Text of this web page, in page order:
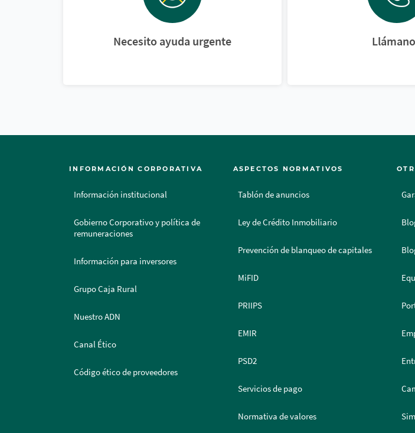
Necesito ayuda urgente
INFORMACIÓN CORPORATIVA
Información institucional
Gobierno Corporativo y política de
remuneraciones
Información para inversores
Grupo Caja Rural
Nuestro ADN
Canal Ético
Código ético de proveedores
ASPECTOS NORMATIVOS
Tablón de anuncios
Ley de Crédito Inmobiliario
Prevención de blanqueo de capitales
MiFID
PRIIPS
EMIR
PSD2
Servicios de pago
Normativa de valores